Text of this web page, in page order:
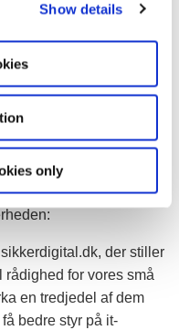
Show details
only
at finde frem til hjælp,
år vil
for ny viden og
og temaer.
er det vigtig, at særligt
nu har ét
konkret vejledning
der stiller
for vores små
en tredjedel af dem
bedre styr på it-